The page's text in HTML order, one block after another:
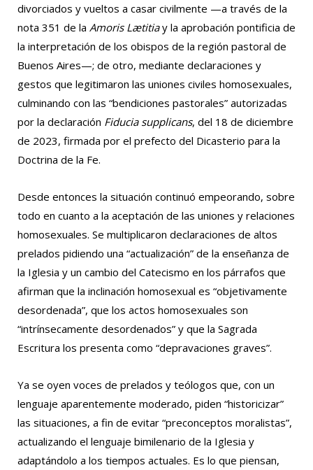
divorciados y vueltos a casar civilmente —a través de la
nota 351 de la Amoris Lætitiay la aprobación pontificia de
la interpretación de los obispos de la región pastoral de
Buenos Aires—; de otro, mediante declaraciones y
gestos que legitimaron las uniones civiles homosexuales,
culminando con las “bendiciones pastorales” autorizadas
por la declaración Fiducia supplicans, del 18 de diciembre
de 2023, firmada por el prefecto del Dicasterio para la
Doctrina de la Fe.
Desde entonces la situación continuó empeorando, sobre
todo en cuanto a la aceptación de las uniones y relaciones
homosexuales. Se multiplicaron declaraciones de altos
prelados pidiendo una “actualización” de la enseñanza de
la Iglesia y un cambio del Catecismo en los párrafos que
afirman que la inclinación homosexual es “objetivamente
desordenada”, que los actos homosexuales son
“intrínsecamente desordenados” y que la Sagrada
Escritura los presenta como “depravaciones graves”.
Ya se oyen voces de prelados y teólogos que, con un
lenguaje aparentemente moderado, piden “historicizar”
las situaciones, a fin de evitar “preconceptos moralistas”,
actualizando el lenguaje bimilenario de la Iglesia y
adaptándolo a los tiempos actuales. Es lo que piensan,